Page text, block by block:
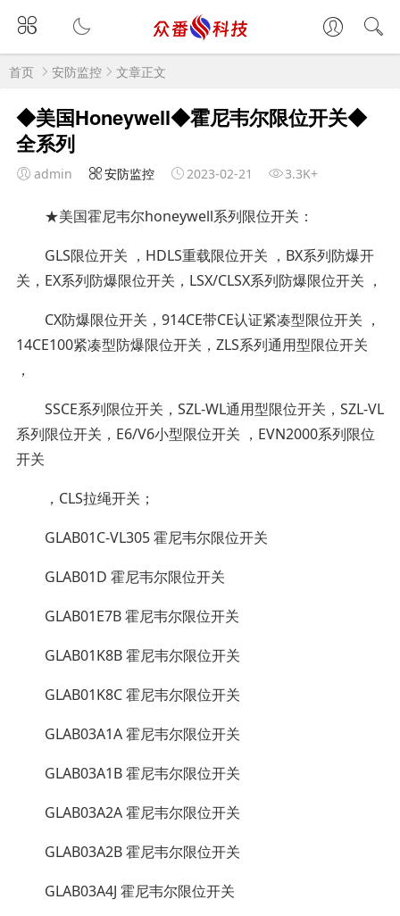
首页 安防监控 文章正文
◆美国Honeywell◆霍尼韦尔限位开关◆
全系列
admin 安防监控 2023-02-21 3.3K+
★美国霍尼韦尔honeywell系列限位开关：
GLS限位开关 ，HDLS重载限位开关 ，BX系列防爆开
关，EX系列防爆限位开关，LSX/CLSX系列防爆限位开关 ，
CX防爆限位开关，914CE带CE认证紧凑型限位开关 ，
14CE100紧凑型防爆限位开关，ZLS系列通用型限位开关
，
SSCE系列限位开关，SZL-WL通用型限位开关，SZL-VL
系列限位开关，E6/V6小型限位开关 ，EVN2000系列限位
开关
，CLS拉绳开关；
GLAB01C-VL305 霍尼韦尔限位开关
GLAB01D 霍尼韦尔限位开关
GLAB01E7B 霍尼韦尔限位开关
GLAB01K8B 霍尼韦尔限位开关
GLAB01K8C 霍尼韦尔限位开关
GLAB03A1A 霍尼韦尔限位开关
GLAB03A1B 霍尼韦尔限位开关
GLAB03A2A 霍尼韦尔限位开关
GLAB03A2B 霍尼韦尔限位开关
GLAB03A4J 霍尼韦尔限位开关